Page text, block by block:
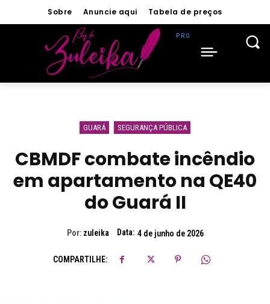
Sobre Anuncie aqui Tabela de preços
GUARÁ SEGURANÇA PÚBLICA
CBMDF combate incêndio
em apartamento na QE40
do Guará II
Por: zuleika Data: 4 de junho de 2026
COMPARTILHE: